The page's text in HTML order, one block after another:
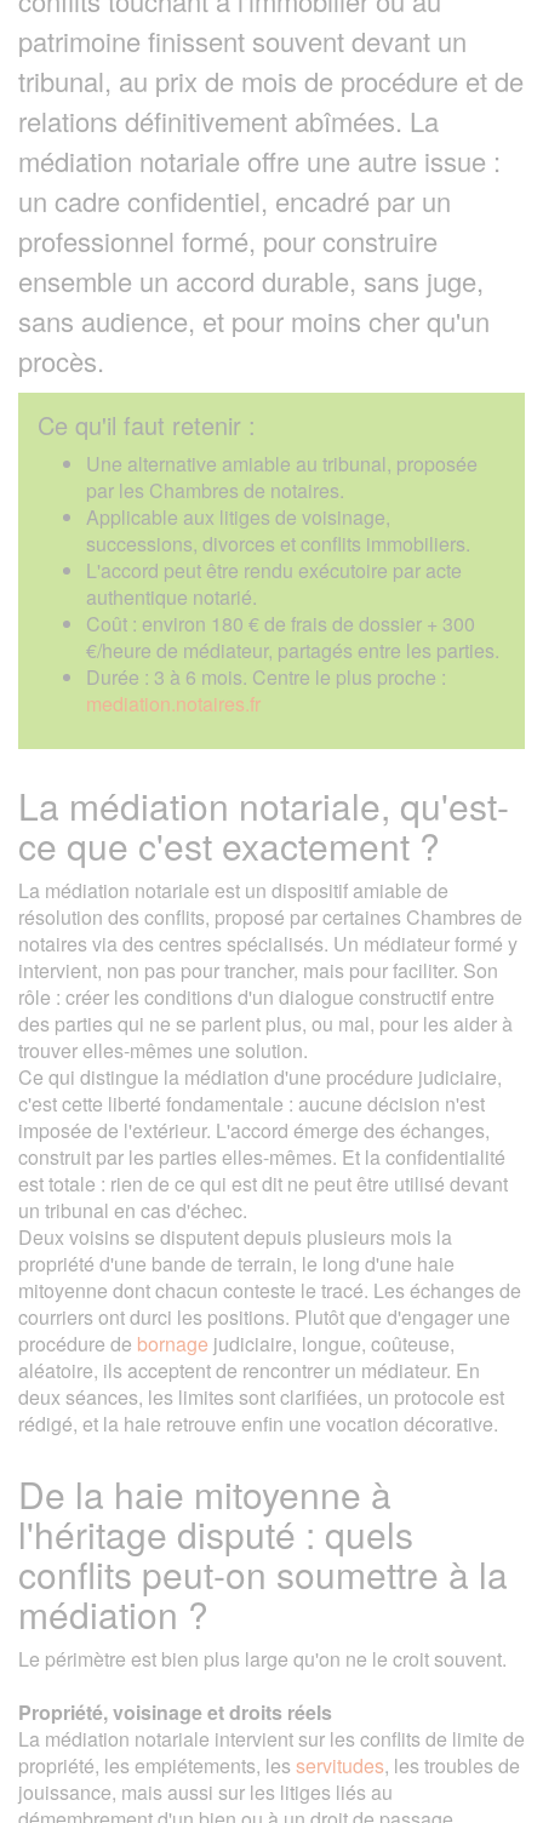
patrimoine finissent souvent devant un
tribunal, au prix de mois de procédure et de
relations définitivement abîmées. La
médiation notariale offre une autre issue :
un cadre confidentiel, encadré par un
professionnel formé, pour construire
ensemble un accord durable, sans juge,
sans audience, et pour moins cher qu'un
procès.
Ce qu'il faut retenir :
Une alternative amiable au tribunal, proposée
par les Chambres de notaires.
Applicable aux litiges de voisinage,
successions, divorces et conflits immobiliers.
L'accord peut être rendu exécutoire par acte
authentique notarié.
Coût : environ 180 € de frais de dossier + 300
€/heure de médiateur, partagés entre les parties.
Durée : 3 à 6 mois. Centre le plus proche :
mediation.notaires.fr
La médiation notariale, qu'est-
ce que c'est exactement ?
La médiation notariale est un dispositif amiable de
résolution des conflits, proposé par certaines Chambres de
notaires via des centres spécialisés. Un médiateur formé y
intervient, non pas pour trancher, mais pour faciliter. Son
rôle : créer les conditions d'un dialogue constructif entre
des parties qui ne se parlent plus, ou mal, pour les aider à
trouver elles-mêmes une solution.
Ce qui distingue la médiation d'une procédure judiciaire,
c'est cette liberté fondamentale : aucune décision n'est
imposée de l'extérieur. L'accord émerge des échanges,
construit par les parties elles-mêmes. Et la confidentialité
est totale : rien de ce qui est dit ne peut être utilisé devant
un tribunal en cas d'échec.
Deux voisins se disputent depuis plusieurs mois la
propriété d'une bande de terrain, le long d'une haie
mitoyenne dont chacun conteste le tracé. Les échanges de
courriers ont durci les positions. Plutôt que d'engager une
procédure de bornage judiciaire, longue, coûteuse,
aléatoire, ils acceptent de rencontrer un médiateur. En
deux séances, les limites sont clarifiées, un protocole est
rédigé, et la haie retrouve enfin une vocation décorative.
De la haie mitoyenne à
l'héritage disputé : quels
conflits peut-on soumettre à la
médiation ?
Le périmètre est bien plus large qu'on ne le croit souvent.
Propriété, voisinage et droits réels
La médiation notariale intervient sur les conflits de limite de
propriété, les empiétements, lesservitudes, les troubles de
jouissance, mais aussi sur les litiges liés au